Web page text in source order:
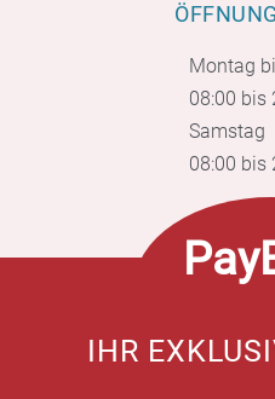
Montag
08:00 bis
Samstag
08:00 bis
IHR